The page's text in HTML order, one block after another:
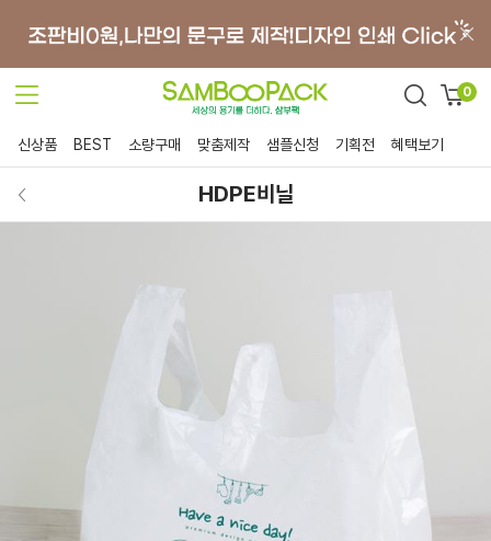
0
신상품 BEST 소량구매 맞춤제작 샘플신청 기획전 혜택보기
HDPE비닐